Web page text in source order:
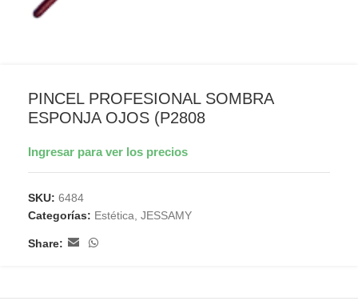
PINCEL PROFESIONAL SOMBRA
ESPONJA OJOS (P2808
Ingresar para ver los precios
SKU: 6484
Categorías: Estética JESSAMY
Share: